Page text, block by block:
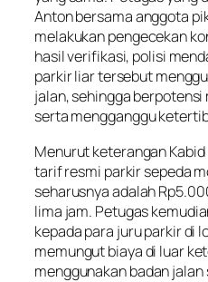
Anton bersama anggota
melakukan pengecekan
hasil verifikasi, polisi
parkir liar tersebut
jalan, sehingga
serta mengganggu
Menurut keterangan
tarif resmi parkir sepeda
seharusnya adalah
lima jam. Petugas
kepada para juru parkir di
memungut biaya di luar
menggunakan badan